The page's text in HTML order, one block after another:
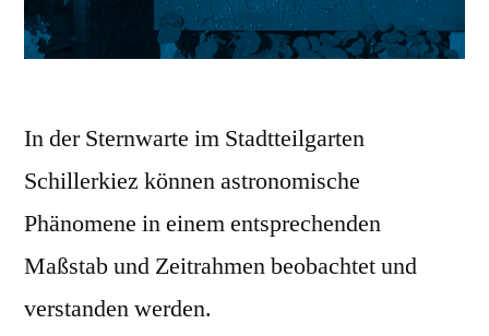
In der Sternwarte im Stadtteilgarten
Schillerkiez können astronomische
Phänomene in einem entsprechenden
Maßstab und Zeitrahmen beobachtet und
verstanden werden.